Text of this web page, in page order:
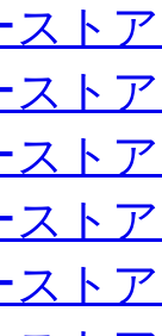
スト
スト
スト
スト
スト